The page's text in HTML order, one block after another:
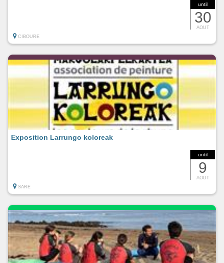
until
30
AOUT
CIBOURE
until
9
AOUT
Exposition Larrungo koloreak
SARE